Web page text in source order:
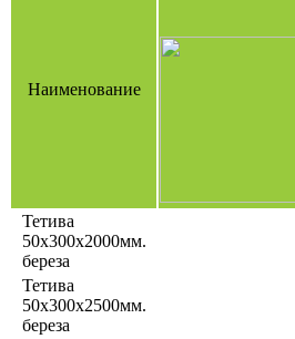
Наименование
Тетива
50х300х2000мм.
береза
Тетива
50х300х2500мм.
береза